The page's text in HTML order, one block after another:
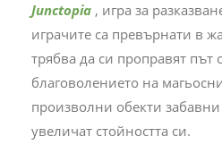
Junctopia , игра за
играчите са превърнати в
трябва да си проправят път
благоволението на
произволни обекти
увеличат стойността си.